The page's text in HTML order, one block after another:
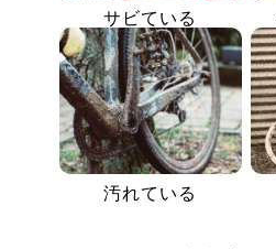
サビている
汚れている